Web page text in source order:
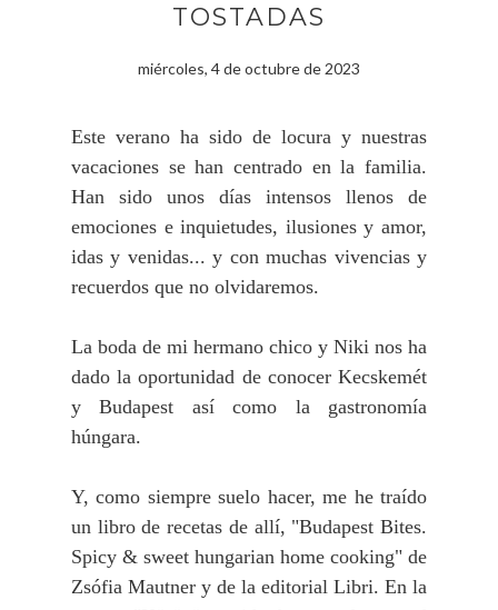
TOSTADAS
miércoles, 4 de octubre de 2023
Este verano ha sido de locura y nuestras
vacaciones se han centrado en la familia.
Han sido unos días intensos llenos de
emociones e inquietudes, ilusiones y amor,
idas y venidas... y con muchas vivencias y
recuerdos que no olvidaremos.
La boda de mi hermano chico y Niki nos ha
dado la oportunidad de conocer Kecskemét
y Budapest así como la gastronomía
húngara.
Y, como siempre suelo hacer, me he traído
un libro de recetas de allí, "Budapest Bites.
Spicy & sweet hungarian home cooking" de
Zsófia Mautner y de la editorial Libri. En la